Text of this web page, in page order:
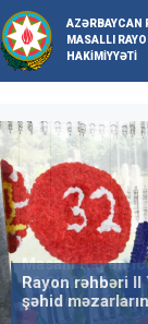
AZƏRBAYCAN
MASALLI
HAKIMIYYƏTI
Rayon rəhbəri
şəhid